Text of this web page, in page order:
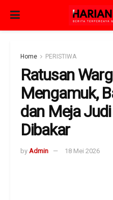
Home PERISTIWA
Ratusan
Mengamuk,
dan Meja
Dibakar
by Admin 18 Mei 2026